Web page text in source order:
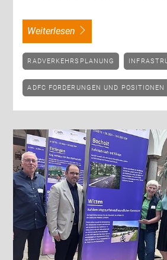
weiterlesen
RADVERKEHRSPLANUNG
ADFC FORDERUNGEN UND POSITIONEN